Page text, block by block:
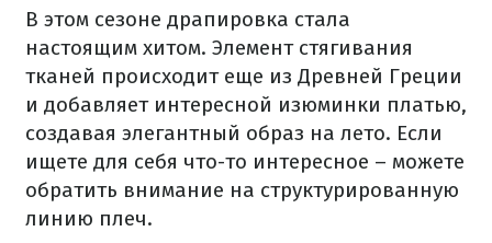
В этом сезоне драпировка стала
настоящим хитом. Элемент стягивания
тканей происходит еще из Древней Греции
и добавляет интересной изюминки платью,
создавая элегантный образ на лето. Если
ищете для себя что-то интересное – можете
обратить внимание на структурированную
линию плеч.